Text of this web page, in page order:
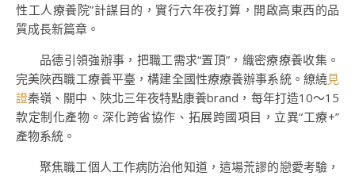
性工人療養院”計謀目的，實行六年夜打算，開啟高東西的品
質成長新篇章。
品德引領強辦事，把職工需求“置頂”，織密療療養收集。
完美陜西職工療養平臺，構建全國性療療養辦事系統。繚繞見
證秦嶺、關中、陜北三年夜特點康養brand，每年打造10～15
款定制化產物。深化跨省協作、拓展跨國項目，立異“工療+”
產物系統。
聚焦職工個人工作病防治他知道，這場荒謬的戀愛考驗，